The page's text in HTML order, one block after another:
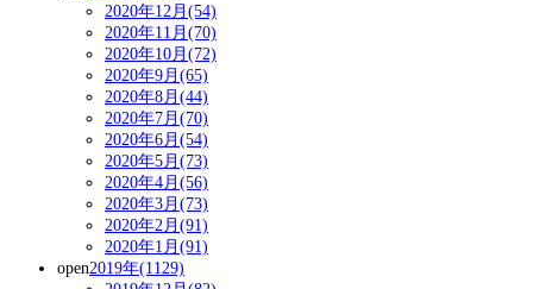
2020年12月(54)
2020年11月(70)
2020年10月(72)
2020年9月(65)
2020年8月(44)
2020年7月(70)
2020年6月(54)
2020年5月(73)
2020年4月(56)
2020年3月(73)
2020年2月(91)
2020年1月(91)
open2019年(1129)